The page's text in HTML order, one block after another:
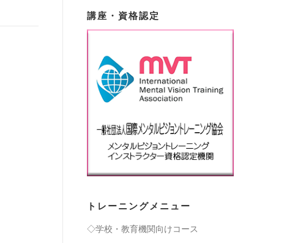
講座・資格認定
トレーニングメニュー
◇学校・教育機関向けコース